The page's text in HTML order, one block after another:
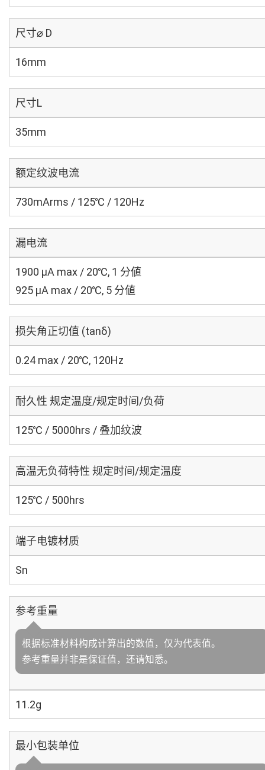
尺寸⌀ D
16mm
尺寸L
35mm
额定纹波电流
730mArms / 125℃ / 120Hz
漏电流
1900 μA max / 20℃, 1 分値
925 μA max / 20℃, 5 分値
损失角正切值 (tanδ)
0.24 max / 20℃, 120Hz
耐久性 规定温度/规定时间/负荷
125℃ / 5000hrs / 叠加纹波
高温无负荷特性 规定时间/规定温度
125℃ / 500hrs
端子电镀材质
Sn
参考重量
根据标准材料构成计算出的数值，仅为代表值。
参考重量并非是保证值，还请知悉。
11.2g
最小包装单位